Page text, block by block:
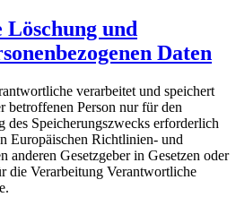
Löschung und
Daten
verarbeitet und speichert
betroffenen Person nur für den
des Speicherungszwecks erforderlich
Europäischen Richtlinien- und
anderen Gesetzgeber in Gesetzen oder
die Verarbeitung Verantwortliche